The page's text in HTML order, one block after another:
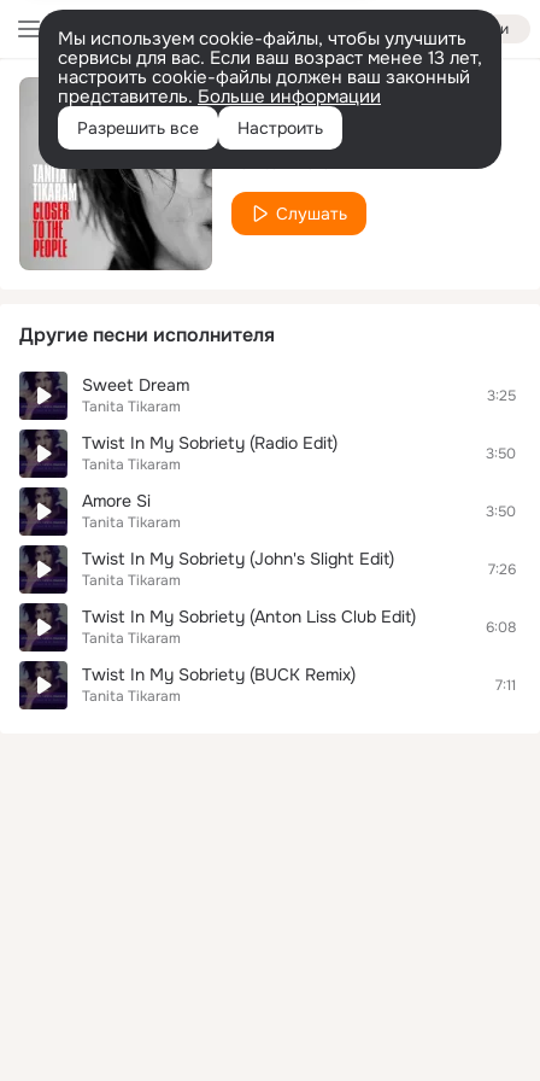
Войти
Мы используем cookie-файлы, чтобы улучшить
сервисы для вас. Если ваш возраст менее 13 лет,
настроить cookie-файлы должен ваш законный
представитель. Больше информации
Разрешить все Настроить
Food On My Table
Слушать
Другие песни исполнителя
Sweet Dream
Tanita Tikaram
3:25
Twist In My Sobriety (Radio Edit)
Tanita Tikaram
3:50
Amore Si
Tanita Tikaram
3:50
Twist In My Sobriety (John's Slight Edit)
Tanita Tikaram
7:26
Twist In My Sobriety (Anton Liss Club Edit)
Tanita Tikaram
6:08
Twist In My Sobriety (BUCK Remix)
Tanita Tikaram
7:11